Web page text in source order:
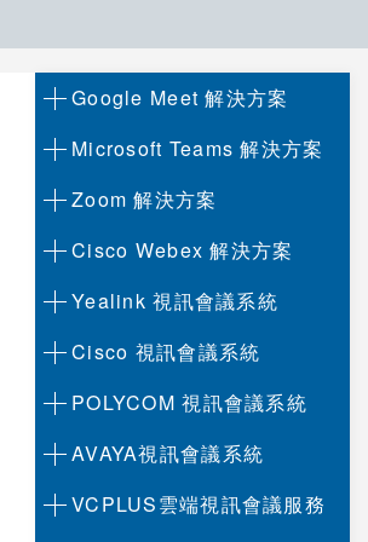
Google Meet 解決方案
Microsoft Teams 解決方案
Zoom 解決方案
Cisco Webex 解決方案
Yealink 視訊會議系統
Cisco 視訊會議系統
POLYCOM 視訊會議系統
AVAYA視訊會議系統
VCPLUS雲端視訊會議服務